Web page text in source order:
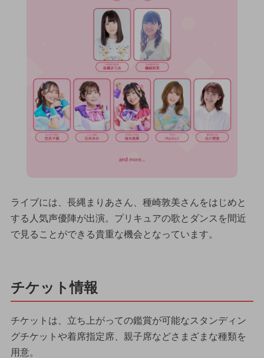
ライブには、長縄まりあさん、種崎敦美さんをはじめと
する人気声優陣が出演。プリキュアの歌とダンスを間近
で見ることができる貴重な機会となっています。
チケット情報
チケットは、立ち上がっての鑑賞が可能なスタンディン
グチケットや着席指定席、親子席などさまざまな種類を
用意。